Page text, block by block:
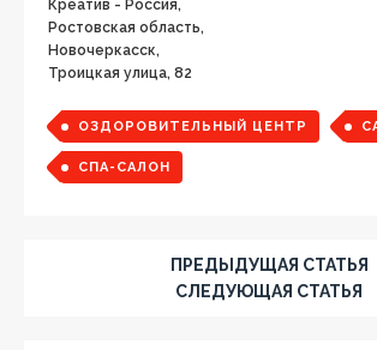
Креатив - Россия,
Ростовская область,
Новочеркасск,
Троицкая улица, 82
ОЗДОРОВИТЕЛЬНЫЙ ЦЕНТР
СПА-САЛОН
ПРЕДЫДУЩАЯ СТАТЬЯ
СЛЕДУЮЩАЯ СТАТЬЯ